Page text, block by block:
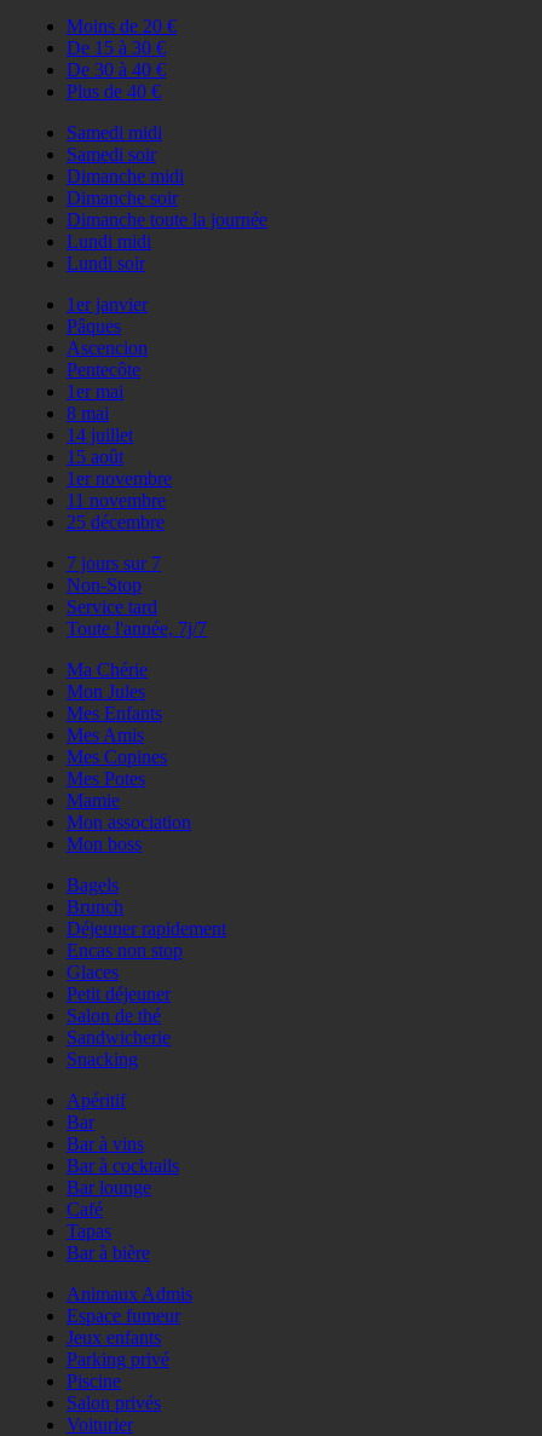
Moins de 20 €
De 15 à 30 €
De 30 à 40 €
Plus de 40 €
Samedi midi
Samedi soir
Dimanche midi
Dimanche soir
Dimanche toute la journée
Lundi midi
Lundi soir
1er janvier
Pâques
Ascencion
Pentecôte
1er mai
8 mai
14 juillet
15 août
1er novembre
11 novembre
25 décembre
7 jours sur 7
Non-Stop
Service tard
Toute l'année, 7j/7
Ma Chérie
Mon Jules
Mes Enfants
Mes Amis
Mes Copines
Mes Potes
Mamie
Mon association
Mon boss
Bagels
Brunch
Déjeuner rapidement
Encas non stop
Glaces
Petit déjeuner
Salon de thé
Sandwicherie
Snacking
Apéritif
Bar
Bar à vins
Bar à cocktails
Bar lounge
Café
Tapas
Bar à bière
Animaux Admis
Espace fumeur
Jeux enfants
Parking privé
Piscine
Salon privés
Voiturier